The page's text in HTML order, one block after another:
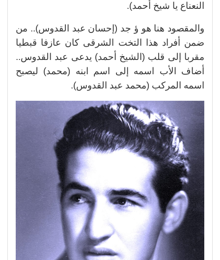
النعناع يا شيخ أحمد).
والمقصود هنا هو ؤ جد (إحسان عبد القدوس).. من
ضمن أفراد هذا التخت الشرقى كان عازفا قبطيا
مقربا إلى قلب (الشيخ أحمد) يدعى عبد القدوس..
أضاف الأب اسمه إلى اسم ابنه (محمد) ليصبح
اسمه المركب (محمد عبد القدوس).